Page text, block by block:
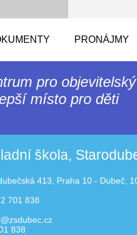
PRONÁJMY
pro
místo pro děti
škola,
413, Praha 10 - Dubeč,
701 838
838